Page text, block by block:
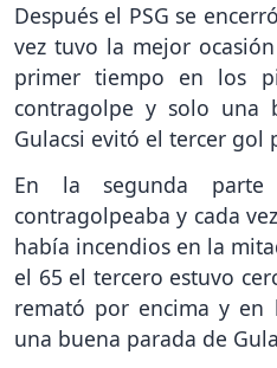
Después el PSG se
vez tuvo la mejor
primer tiempo en los
contragolpe y solo una
Gulacsi evitó el tercer gol
En la segunda
contragolpeaba y cada
había incendios en la
el 65 el tercero estuvo
remató por encima y en
una buena parada de